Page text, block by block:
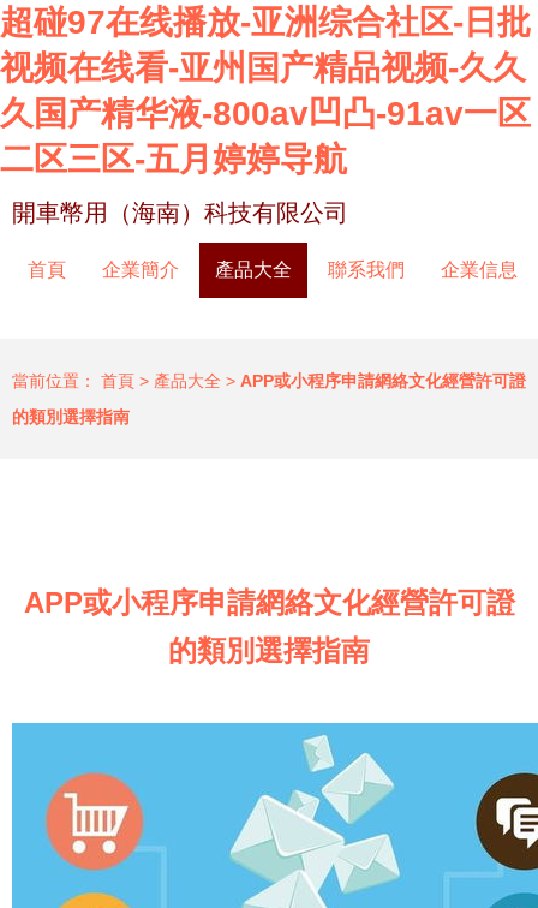
超碰97在线播放-亚洲综合社区-日批
视频在线看-亚州国产精品视频-久久
久国产精华液-800av凹凸-91av一区
二区三区-五月婷婷导航
開車幣用（海南）科技有限公司
首頁 企業簡介 產品大全 聯系我們 企業信息
當前位置： 首頁 > 產品大全 > APP或小程序申請網絡文化經營許可證
的類別選擇指南
APP或小程序申請網絡文化經營許可證
的類別選擇指南